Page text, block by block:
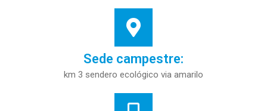
Sede campestre:
km 3 sendero ecológico via amarilo